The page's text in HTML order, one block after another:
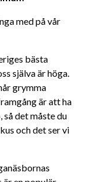
med på vår
bästa
själva är höga.
grymma
är att ha
det måste du
och det ser vi